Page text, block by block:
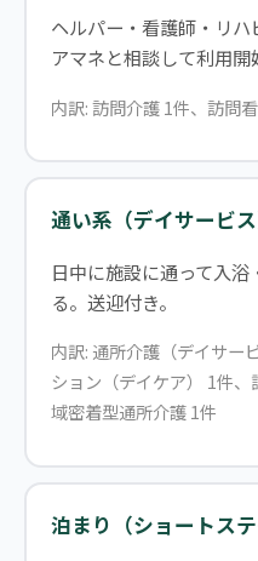
ヘルパー・看護師・リ
アマネと相談して利用開
内訳: 訪問介護 1件、訪問
通い系（デイサービス
日中に施設に通って入
る。送迎付き。
内訳: 通所介護（デイサー
ション（デイケア） 1件
域密着型通所介護 1件
泊まり（ショートステ